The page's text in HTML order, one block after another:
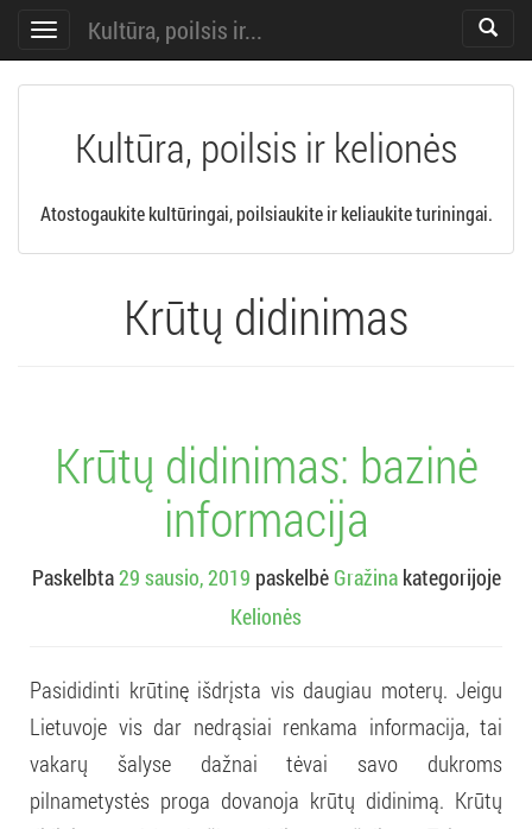
Toggle
navigation
Toggle
Kultūra, poilsis ir...
Kultūra, poilsis ir kelionės
Atostogaukite kultūringai, poilsiaukite ir keliaukite turiningai.
Krūtų didinimas
Krūtų didinimas: bazinė
informacija
Paskelbta29 sausio, 2019 paskelbė Gražina kategorijoje
Kelionės
Pasididinti krūtinę išdrįsta vis daugiau moterų. Jeigu
Lietuvoje vis dar nedrąsiai renkama informacija, tai
vakarų šalyse dažnai tėvai savo dukroms
pilnametystės proga dovanoja krūtų didinimą. Krūtų